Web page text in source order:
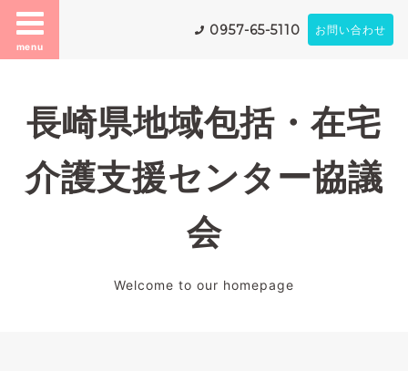
menu
0957-65-5110 お問い合わせ
長崎県地域包括・在宅
介護支援センター協議
会
Welcome to our homepage